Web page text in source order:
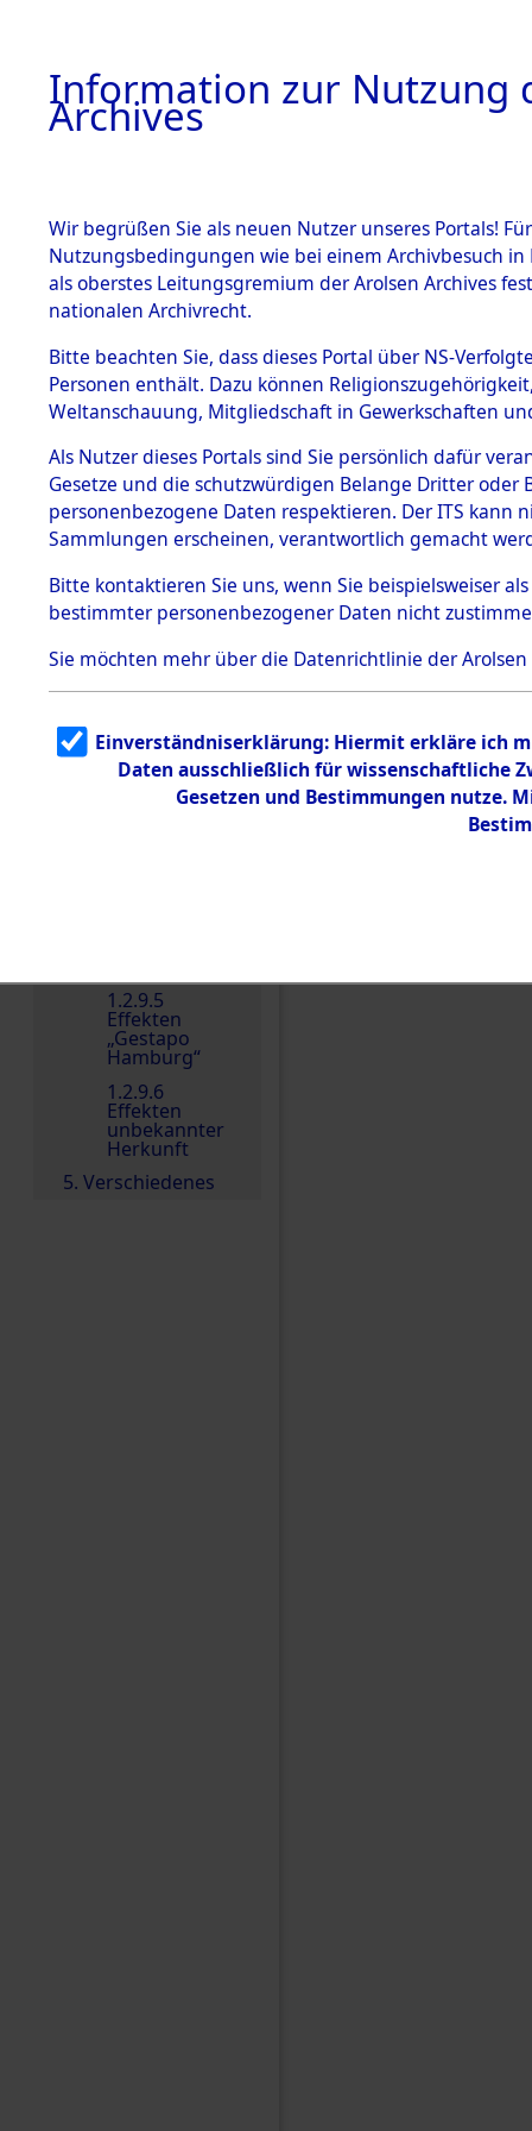
BESTÄNDE
1.
Inhaftierungsdoku
mente
1.2.9 Beim ITS
Effekten
1.2.9.1
Effekten aus
dem KZ
Dachau
1.2.9.2
Effekten aus
dem KZ
Bayerisches
Dokument
e
1.2.9.5
Effekten
„Gestapo
Hamburg“
1.2.9.6
Effekten
unbekannter
Herkunft
5. Verschiedenes
0021
Einen Kommentar
Information zur Nutzung
Archives
Wir begrüßen Sie als neuen Nutzer unseres Portals!
Nutzungsbedingungen wie bei einem Archivbesuch
als oberstes Leitungsgremium der Arolsen Archives
nationalen Archivrecht.
Bitte beachten Sie, dass dieses Portal über NS-
Personen enthält. Dazu können
Weltanschauung, Mitgliedschaft in Gewerkschaften
Als Nutzer dieses Portals sind Sie persönlich dafür
Gesetze und die schutzwürdigen Belange Dritter
personenbezogene Daten respektieren. Der ITS
Sammlungen erscheinen, verantwortlich gemacht
Bitte kontaktieren Sie uns, wenn Sie beispielsweiser
bestimmter personenbezogener Daten nicht
Sie möchten mehr über die Datenrichtlinie der Arolsen
Einverständniserklärung: Hiermit erkläre ich
Daten ausschließlich für wissenschaftliche
Gesetzen und Bestimmungen nutze.